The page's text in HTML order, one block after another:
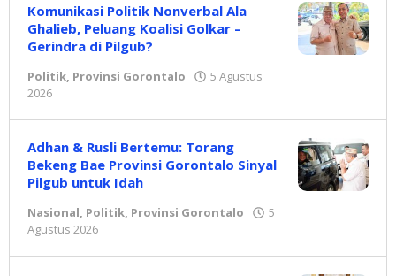
Komunikasi Politik Nonverbal Ala
Ghalieb, Peluang Koalisi Golkar –
Gerindra di Pilgub?
Politik, Provinsi Gorontalo
5 Agustus
2026
Adhan & Rusli Bertemu: Torang
Bekeng Bae Provinsi Gorontalo Sinyal
Pilgub untuk Idah
Nasional, Politik, Provinsi Gorontalo
5
Agustus 2026